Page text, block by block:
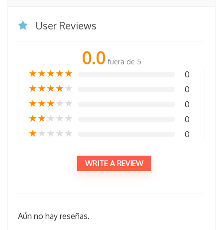
User Reviews
0.0 fuera de 5
★★★★★ 0
★★★★★ 0
★★★★★ 0
★★★★★ 0
★★★★★ 0
WRITE A REVIEW
Aún no hay reseñas.